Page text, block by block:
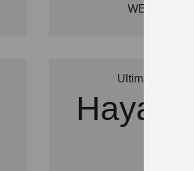
WEITER
Ultimate Sport